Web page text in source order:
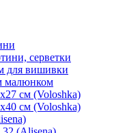
серветки
для вишивки
малюнком
см (Voloshka)
см (Voloshka)